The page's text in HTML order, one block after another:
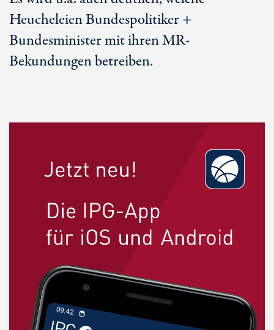
Heucheleien Bundespolitiker +
Bundesminister mit ihren MR-
Bekundungen betreiben.